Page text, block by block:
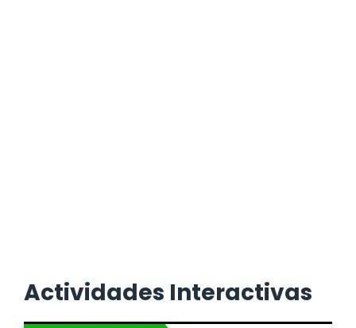
Actividades Interactivas